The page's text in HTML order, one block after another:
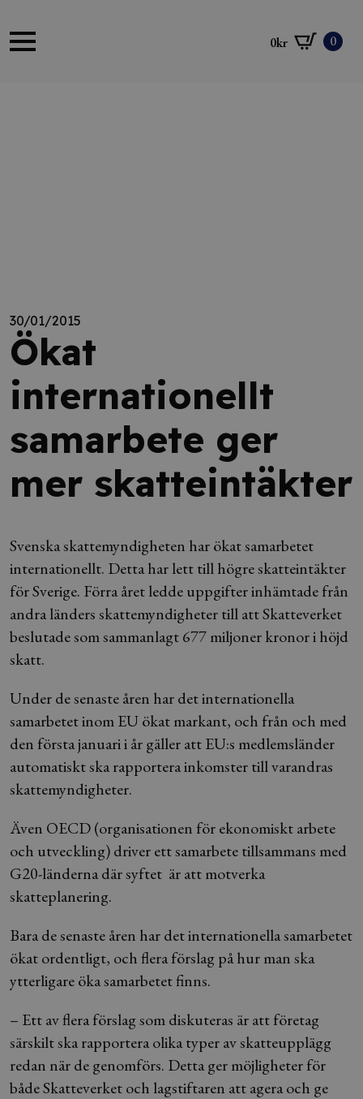
0kr 0
30/01/2015
Ökat
internationellt
samarbete ger
mer skatteintäkter
Svenska skattemyndigheten har ökat samarbetet
internationellt. Detta har lett till högre skatteintäkter
för Sverige. Förra året ledde uppgifter inhämtade från
andra länders skattemyndigheter till att Skatteverket
beslutade som sammanlagt 677 miljoner kronor i höjd
skatt.
Under de senaste åren har det internationella
samarbetet inom EU ökat markant, och från och med
den första januari i år gäller att EU:s medlemsländer
automatiskt ska rapportera inkomster till varandras
skattemyndigheter.
Även OECD (organisationen för ekonomiskt arbete
och utveckling) driver ett samarbete tillsammans med
G20-länderna där syftet är att motverka
skatteplanering.
Bara de senaste åren har det internationella samarbetet
ökat ordentligt, och flera förslag på hur man ska
ytterligare öka samarbetet finns.
– Ett av flera förslag som diskuteras är att företag
särskilt ska rapportera olika typer av skatteupplägg
redan när de genomförs. Detta ger möjligheter för
både Skatteverket och lagstiftaren att agera och ge